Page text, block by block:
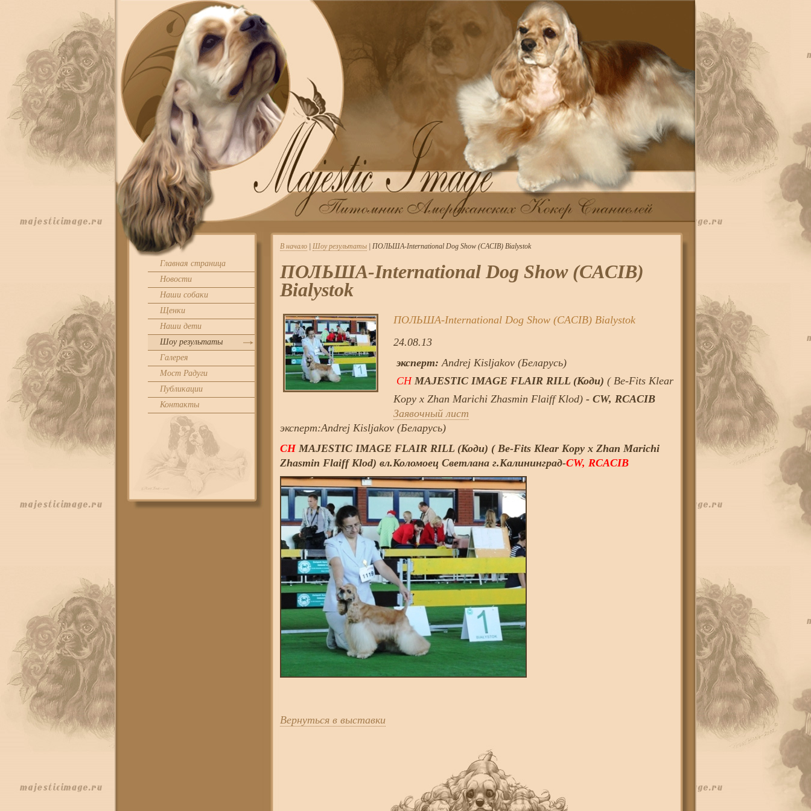
Главная страница
Новости
Наши собаки
Щенки
Наши дети
Шоу результаты
Галерея
Мост Радуги
Публикации
Контакты
В начало Шоу результаты | ПОЛЬША-International Dog Show (CACIB) Bialystok
ПОЛЬША-International Dog Show (CACIB)
Bialystok
ПОЛЬША-International Dog Show (CACIB) Bialystok
24.08.13
эксперт: Andrej Kisljakov (Беларусь)
CH MAJESTIC IMAGE FLAIR RILL (Коди) ( Be-Fits Klear
Kopy х Zhan Marichi Zhasmin Flaiff Klod) - CW, RCACIB
Заявочный лист
эксперт:Andrej Kisljakov (Беларусь)
CHMAJESTIC IMAGE FLAIR RILL (Коди) ( Be-Fits Klear Kopy х Zhan Marichi
Zhasmin Flaiff Klod) вл.Коломоец Светлана г.Калининград-CW, RCACIB
Вернуться в выставки